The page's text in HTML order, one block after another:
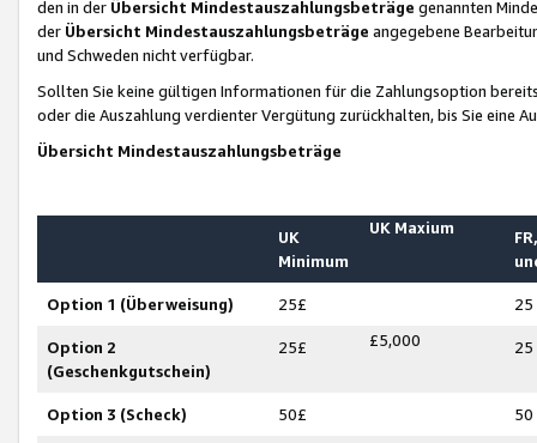
den in der Übersicht Mindestauszahlungsbeträge genannten
der Übersicht Mindestauszahlungsbeträge angegebene
und Schweden nicht verfügbar.
Sollten Sie keine gültigen Informationen für die Zahlungsoption
oder die Auszahlung verdienter Vergütung zurückhalten, bis Sie
Übersicht Mindestauszahlungsbeträge
UK
Minimum
UK Maxium
Option 1 (Überweisung) 25£ 25
Option 2
(Geschenkgutschein)
25£ £5,000 25
Option 3 (Scheck) 50£ 50